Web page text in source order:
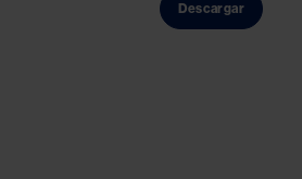
Descargar